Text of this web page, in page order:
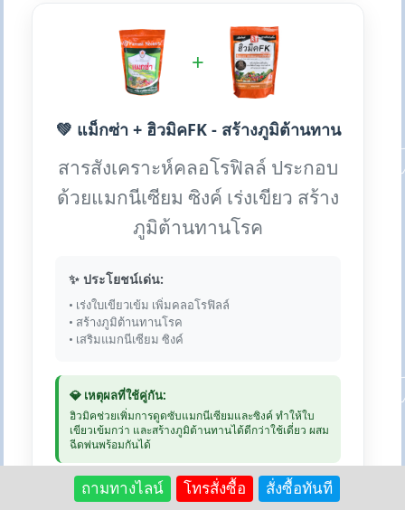
+
💚 แม็กซ่า + ฮิวมิคFK - สร้างภูมิต้านทาน
สารสังเคราะห์คลอโรฟิลล์ ประกอบ
ด้วยแมกนีเซียม ซิงค์ เร่งเขียว สร้าง
ภูมิต้านทานโรค
✨ ประโยชน์เด่น:
• เร่งใบเขียวเข้ม เพิ่มคลอโรฟิลล์
• สร้างภูมิต้านทานโรค
• เสริมแมกนีเซียม ซิงค์
💎 เหตุผลที่ใช้คู่กัน:
ฮิวมิคช่วยเพิ่มการดูดซับแมกนีเซียมและซิงค์ ทำให้ใบ
เขียวเข้มกว่า และสร้างภูมิต้านทานได้ดีกว่าใช้เดี่ยว ผสม
ฉีดพ่นพร้อมกันได้
💰 แม็กซ่า: 250 บาท | ฮิวมิค 1kg:
ถามทางไลน์ โทรสั่งซื้อ สั่งซื้อทันที